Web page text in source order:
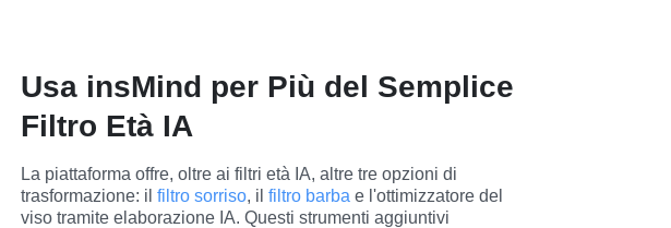
Usa insMind per Più del Semplice
Filtro Età IA
La piattaforma offre, oltre ai filtri età IA, altre tre opzioni di
trasformazione: il filtro sorriso, il filtro barba e l'ottimizzatore del
viso tramite elaborazione IA. Questi strumenti aggiuntivi